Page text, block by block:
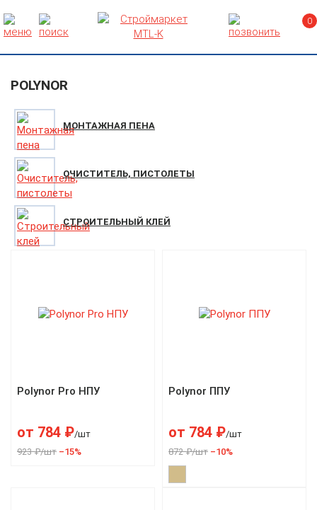
0
POLYNOR
МОНТАЖНАЯ ПЕНА
ОЧИСТИТЕЛЬ, ПИСТОЛЕТЫ
СТРОИТЕЛЬНЫЙ КЛЕЙ
Polynor Pro НПУ
от 784 ₽/шт
923 ₽/шт –15%
Polynor ППУ
от 784 ₽/шт
872 ₽/шт –10%